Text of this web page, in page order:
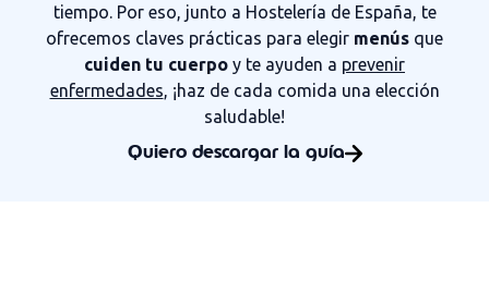
tiempo. Por eso, junto a Hostelería de España, te
ofrecemos claves prácticas para elegir menús que
cuiden tu cuerpo y te ayuden a prevenir
enfermedades, ¡haz de cada comida una elección
saludable!
Quiero descargar la guía